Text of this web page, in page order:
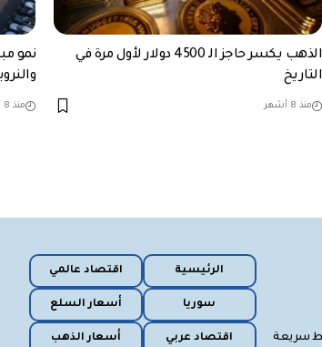
الذهب يكسر حاجز الـ 4500 دولار لأول مرة في
التاريخ
منذ 8 أشهر منذ 8 أشهر
سريعة
الرئيسية اقتصاد عالمي
سوريا أسعار السلع
اقتصاد عربي أسعار الذهب